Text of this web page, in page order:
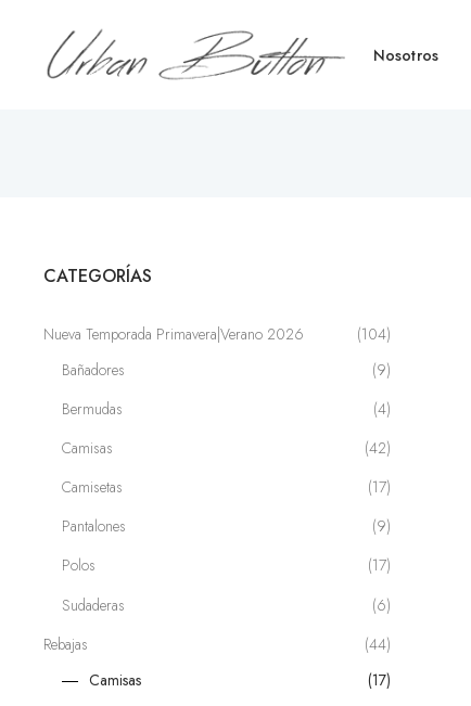
Nosotros
CATEGORÍAS
Nueva Temporada Primavera|Verano 2026
(104)
Bañadores
(9)
Bermudas
(4)
Camisas
(42)
Camisetas
(17)
Pantalones
(9)
Polos
(17)
Sudaderas
(6)
Rebajas
(44)
Camisas
(17)